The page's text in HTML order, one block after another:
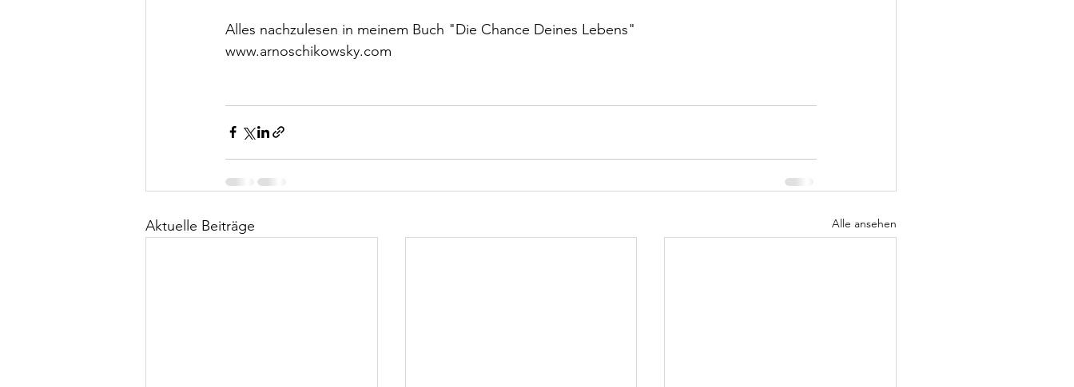
Alles nachzulesen in meinem Buch "Die Chance Deines Lebens"
www.arnoschikowsky.com
Aktuelle Beiträge Alle ansehen